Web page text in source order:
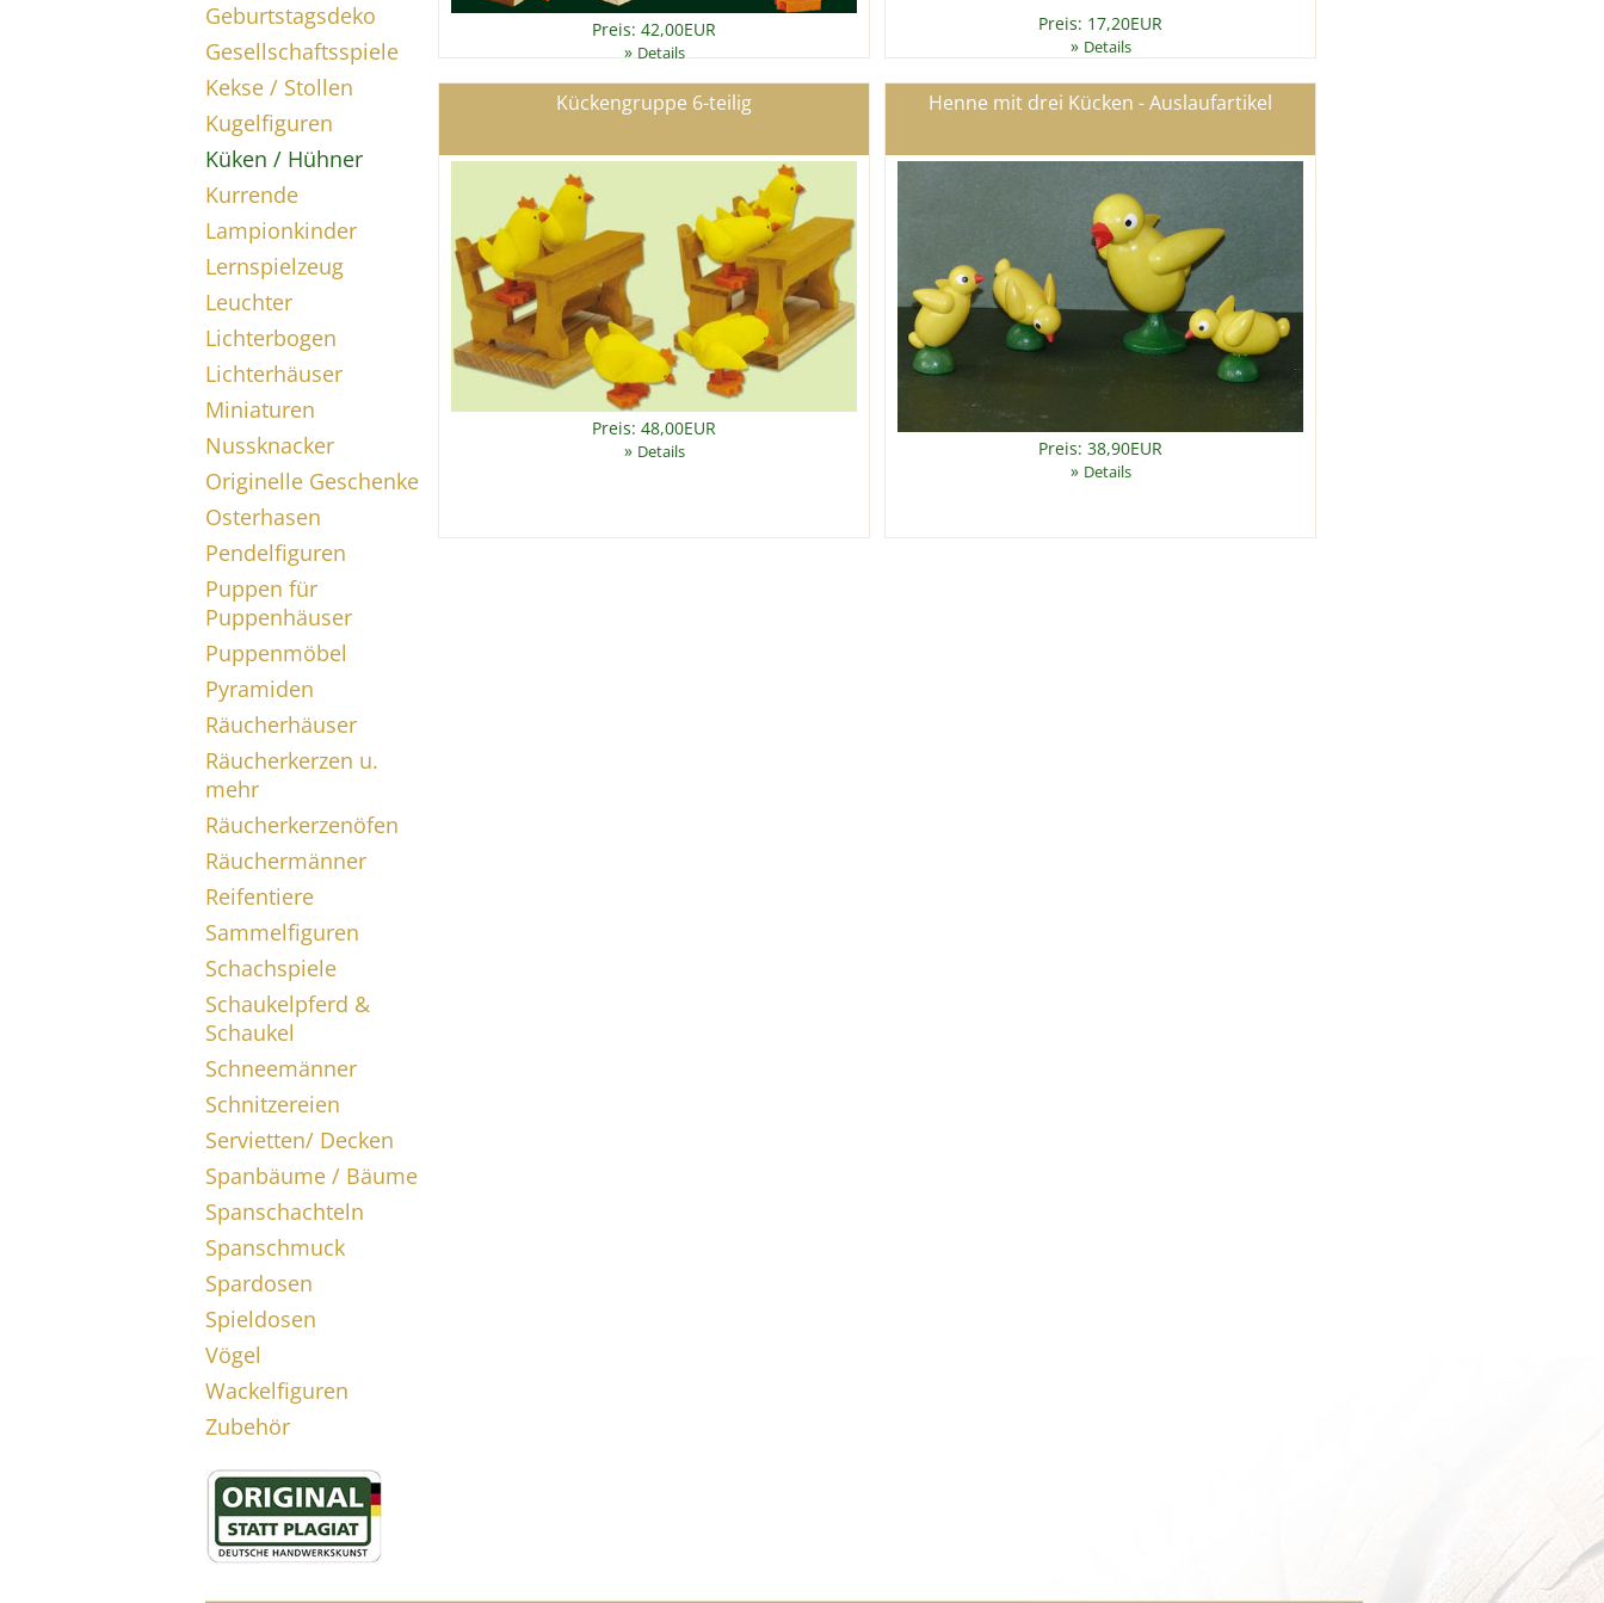
Geburtstagsdeko
Gesellschaftsspiele
Kekse / Stollen
Kugelfiguren
Küken / Hühner
Kurrende
Lampionkinder
Lernspielzeug
Leuchter
Lichterbogen
Lichterhäuser
Miniaturen
Nussknacker
Originelle Geschenke
Osterhasen
Pendelfiguren
Puppen für
Puppenhäuser
Puppenmöbel
Pyramiden
Räucherhäuser
Räucherkerzen u.
mehr
Räucherkerzenöfen
Räuchermänner
Reifentiere
Sammelfiguren
Schachspiele
Schaukelpferd &
Schaukel
Schneemänner
Schnitzereien
Servietten/ Decken
Spanbäume / Bäume
Spanschachteln
Spanschmuck
Spardosen
Spieldosen
Vögel
Wackelfiguren
Zubehör
Preis: 42,00EUR
»Details
Preis: 17,20EUR
» Details
Kückengruppe 6-teilig
Preis: 48,00EUR
» Details
Henne mit drei Kücken - Auslaufartikel
Preis: 38,90EUR
» Details